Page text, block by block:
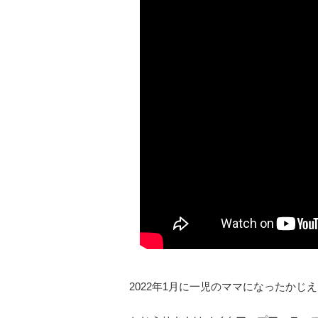
2022年1月に一児のママになったかじえ